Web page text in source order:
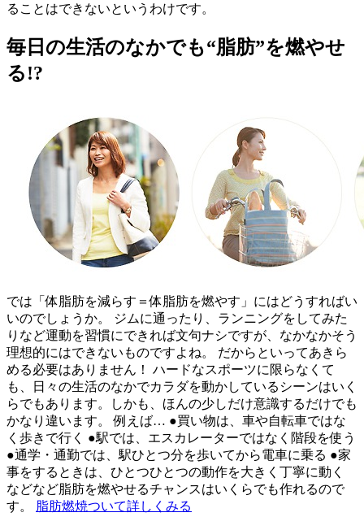
ることはできないというわけです。
毎日の生活のなかでも“脂肪”を燃やせ
る!?
では「体脂肪を減らす＝体脂肪を燃やす」にはどうすればい
いのでしょうか。 ジムに通ったり、ランニングをしてみた
りなど運動を習慣にできれば文句ナシですが、なかなかそう
理想的にはできないものですよね。 だからといってあきら
める必要はありません！ ハードなスポーツに限らなくて
も、日々の生活のなかでカラダを動かしているシーンはいく
らでもあります。しかも、ほんの少しだけ意識するだけでも
かなり違います。 例えば… ●買い物は、車や自転車ではな
く歩きで行く ●駅では、エスカレーターではなく階段を使う
●通学・通勤では、駅ひとつ分を歩いてから電車に乗る ●家
事をするときは、ひとつひとつの動作を大きく丁寧に動く
などなど脂肪を燃やせるチャンスはいくらでも作れるので
す。
脂肪燃焼ついて詳しくみる